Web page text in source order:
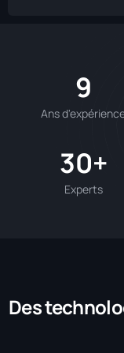
9
Ans
30+
Experts
Des